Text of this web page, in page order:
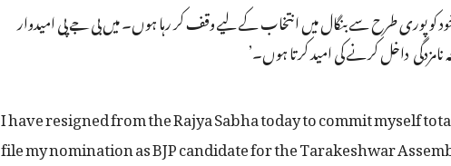
خود کو پوری طرح سے بنگال میں انتخاب کے لیے وقف کر رہا ہوں۔ میں بی جے پی امیدوار
داخل کرنے کی امید کرتا ہوں۔’
I have resigned from the Rajya Sabha today to commit myself
file my nomination as BJP candidate for the Tarakeshwar